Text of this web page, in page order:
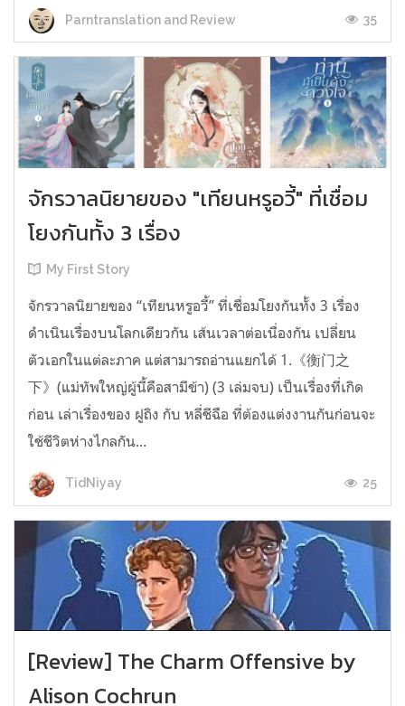
Parntranslation and Review 35
จักรวาลนิยายของ "เทียนหรูอวี้" ที่เชื่อม
โยงกันทั้ง 3 เรื่อง
My First Story
จักรวาลนิยายของ “เทียนหรูอวี้” ที่เชื่อมโยงกันทั้ง 3 เรื่อง
ดำเนินเรื่องบนโลกเดียวกัน เส้นเวลาต่อเนื่องกัน เปลี่ยน
ตัวเอกในแต่ละภาค แต่สามารถอ่านแยกได้ 1.《衡门之
下》(แม่ทัพใหญ่ผู้นี้คือสามีข้า) (3 เล่มจบ) เป็นเรื่องที่เกิด
ก่อน เล่าเรื่องของ ฝูถิง กับ หลี่ชีฉือ ที่ต้องแต่งงานกันก่อนจะ
ใช้ชีวิตห่างไกลกัน...
TidNiyay 25
[Review] The Charm Offensive by
Alison Cochrun